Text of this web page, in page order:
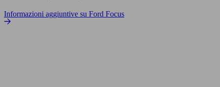
Informazioni aggiuntive su Ford Focus